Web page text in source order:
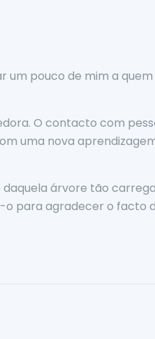
um pouco de mim a
O contacto com
uma nova
árvore tão
o para agradecer o facto